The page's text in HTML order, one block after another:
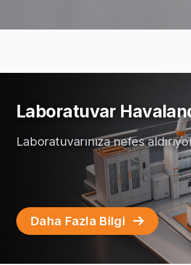
Laboratuvar
Laboratuvarınıza nefes
Daha Fazla Bilgi